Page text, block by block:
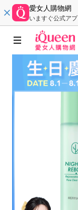
愛女人購物網
いますぐ公式ア